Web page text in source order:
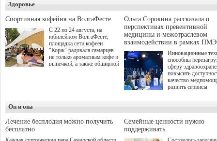
а сам он
Здоровье
Спортивная кофейня на ВолгаФесте
С 22 по 24 августа, на
юбилейном ВолгаФесте,
площадка сети кофеен
"Корж" радовала самарцев
не только ароматным кофе и
выпечкой, а также обширной
Ольга Сорокина рассказала о
перспективах превентивной
медицины и межотраслевом
взаимодействии в рамках
Инновационные
способны
сферу
повысить
качество
развить сервисы
определенными
К ним можно
Он и она
Лечение бесплодия можно получить
бесплатно
Семейные ценности нужно
поддерживать